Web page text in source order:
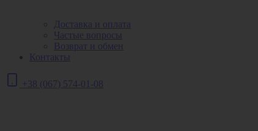
Доставка и оплата
Частые вопросы
Возврат и обмен
Контакты
+38 (067) 574-01-08